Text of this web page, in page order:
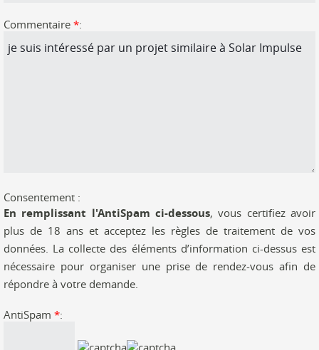
Commentaire *:
Consentement :
En remplissant l'AntiSpam ci-dessous, vous certifiez avoir
plus de 18 ans et acceptez les règles de traitement de vos
données. La collecte des éléments d’information ci-dessus est
nécessaire pour organiser une prise de rendez-vous afin de
répondre à votre demande.
AntiSpam *: